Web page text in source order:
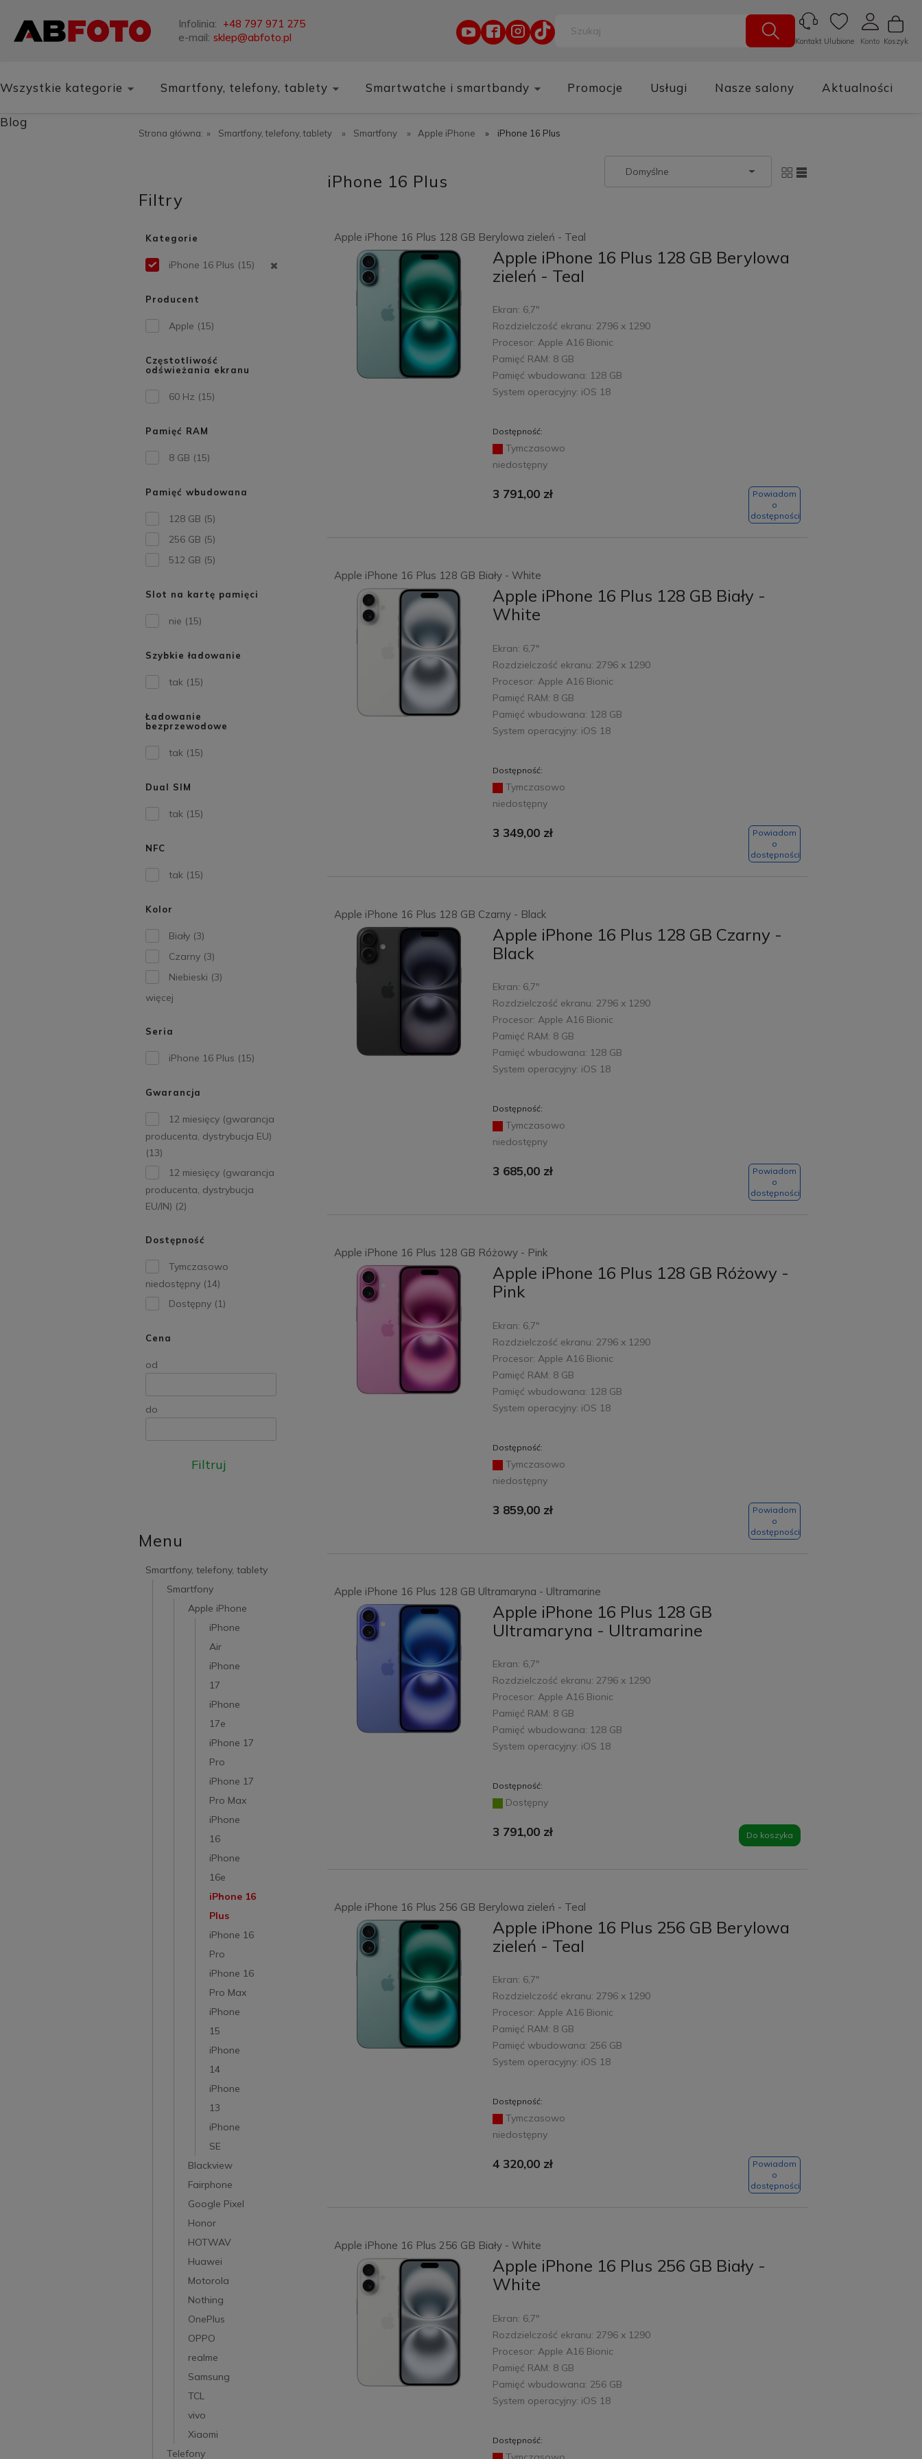
Infolinia: +48 797 971 275
e-mail: sklep@abfoto.pl Koszyk
Konto
Ulubione
Kontakt
Wszystkie kategorie Smartfony, telefony, tablety Smartwatche i smartbandy Promocje Usługi Nasze salony Aktualności
Blog
Strona główna: » Smartfony, telefony, tablety » Smartfony » Apple iPhone » iPhone 16 Plus
Filtry
Kategorie
iPhone 16 Plus (15)
Producent
Apple (15)
Częstotliwość
odświeżania ekranu
60 Hz (15)
Pamięć RAM
8 GB (15)
Pamięć wbudowana
128 GB (5)
256 GB (5)
512 GB (5)
Slot na kartę pamięci
nie (15)
Szybkie ładowanie
tak (15)
Ładowanie
bezprzewodowe
tak (15)
Dual SIM
tak (15)
NFC
tak (15)
Kolor
Biały (3)
Czarny (3)
Niebieski (3)
więcej
Seria
iPhone 16 Plus (15)
Gwarancja
12 miesięcy (gwarancja
producenta, dystrybucja EU)
(13)
12 miesięcy (gwarancja
producenta, dystrybucja
EU/IN) (2)
Dostępność
Tymczasowo
niedostępny (14)
Dostępny (1)
Cena
od
do
Filtruj
Menu
Smartfony, telefony, tablety
Smartfony
Apple iPhone
iPhone
Air
iPhone
17
iPhone
17e
iPhone 17
Pro
iPhone 17
Pro Max
iPhone
16
iPhone
16e
iPhone 16
Plus
iPhone 16
Pro
iPhone 16
Pro Max
iPhone
15
iPhone
14
iPhone
13
iPhone
SE
Blackview
Fairphone
Google Pixel
Honor
HOTWAV
Huawei
Motorola
Nothing
OnePlus
OPPO
realme
Samsung
TCL
vivo
Xiaomi
Telefony
iPhone 16 Plus
Apple iPhone 16 Plus 128 GB Berylowa zieleń - Teal
Apple iPhone 16 Plus 128 GB Berylowa
zieleń - Teal
Ekran: 6,7"
Rozdzielczość ekranu: 2796 x 1290
Procesor: Apple A16 Bionic
Pamięć RAM: 8 GB
Pamięć wbudowana: 128 GB
System operacyjny: iOS 18
Dostępność:
Tymczasowo
niedostępny
3 791,00 zł
Powiadom
o
dostępności
Apple iPhone 16 Plus 128 GB Biały - White
Apple iPhone 16 Plus 128 GB Biały -
White
Ekran: 6,7"
Rozdzielczość ekranu: 2796 x 1290
Procesor: Apple A16 Bionic
Pamięć RAM: 8 GB
Pamięć wbudowana: 128 GB
System operacyjny: iOS 18
Dostępność:
Tymczasowo
niedostępny
3 349,00 zł
Powiadom
o
dostępności
Apple iPhone 16 Plus 128 GB Czarny - Black
Apple iPhone 16 Plus 128 GB Czarny -
Black
Ekran: 6,7"
Rozdzielczość ekranu: 2796 x 1290
Procesor: Apple A16 Bionic
Pamięć RAM: 8 GB
Pamięć wbudowana: 128 GB
System operacyjny: iOS 18
Dostępność:
Tymczasowo
niedostępny
3 685,00 zł
Powiadom
o
dostępności
Apple iPhone 16 Plus 128 GB Różowy - Pink
Apple iPhone 16 Plus 128 GB Różowy -
Pink
Ekran: 6,7"
Rozdzielczość ekranu: 2796 x 1290
Procesor: Apple A16 Bionic
Pamięć RAM: 8 GB
Pamięć wbudowana: 128 GB
System operacyjny: iOS 18
Dostępność:
Tymczasowo
niedostępny
3 859,00 zł
Powiadom
o
dostępności
Apple iPhone 16 Plus 128 GB Ultramaryna - Ultramarine
Apple iPhone 16 Plus 128 GB
Ultramaryna - Ultramarine
Ekran: 6,7"
Rozdzielczość ekranu: 2796 x 1290
Procesor: Apple A16 Bionic
Pamięć RAM: 8 GB
Pamięć wbudowana: 128 GB
System operacyjny: iOS 18
Dostępność:
Dostępny
3 791,00 zł Do koszyka
Apple iPhone 16 Plus 256 GB Berylowa zieleń - Teal
Apple iPhone 16 Plus 256 GB Berylowa
zieleń - Teal
Ekran: 6,7"
Rozdzielczość ekranu: 2796 x 1290
Procesor: Apple A16 Bionic
Pamięć RAM: 8 GB
Pamięć wbudowana: 256 GB
System operacyjny: iOS 18
Dostępność:
Tymczasowo
niedostępny
4 320,00 zł
Powiadom
o
dostępności
Apple iPhone 16 Plus 256 GB Biały - White
Apple iPhone 16 Plus 256 GB Biały -
White
Ekran: 6,7"
Rozdzielczość ekranu: 2796 x 1290
Procesor: Apple A16 Bionic
Pamięć RAM: 8 GB
Pamięć wbudowana: 256 GB
System operacyjny: iOS 18
Dostępność: